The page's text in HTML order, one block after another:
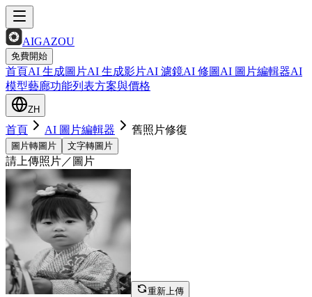
AIGAZOU
免費開始
首頁AI 生成圖片AI 生成影片AI 濾鏡AI 修圖 AI 圖片編輯器AI
模型藝廊功能列表方案與價格
ZH
首頁 AI 圖片編輯器 舊照片修復
圖片轉圖片 文字轉圖片
請上傳照片／圖片
重新上傳